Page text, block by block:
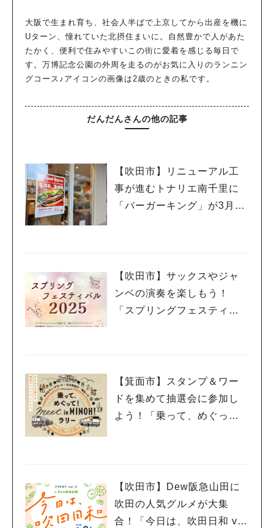
大阪で生まれ育ち、社会人半ばで上京してから出産を機に
Uターン、憧れていた北摂住まいに。自然豊かで人があた
たかく、便利で住みやすいこの街に愛着を感じる毎日で
す。万博記念公園の外周を走るのがお気に入りのランニン
グコース♪アイコンの画像は2歳のときの私です。
だんだんさんの他の記事
【吹田市】リニューアル工
事が進むトナリエ南千里に
「バーガーキング」が3月20
【吹田市】サックスやジャ
ンベの演奏を楽しもう！
「スプリングフェスティバ
【箕面市】スタンプ＆ワー
ドを集めて抽選会に参加し
よう！「乗って、めぐっ
【吹田市】Dew阪急山田に
吹田の人気グルメが大集
合！「今日は、吹田日和 vo